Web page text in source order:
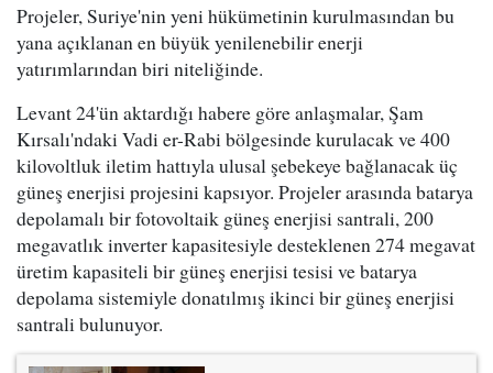
Projeler, Suriye'nin yeni hükümetinin kurulmasından bu
yana açıklanan en büyük yenilenebilir enerji
yatırımlarından biri niteliğinde.
Levant 24'ün aktardığı habere göre anlaşmalar, Şam
Kırsalı'ndaki Vadi er-Rabi bölgesinde kurulacak ve 400
kilovoltluk iletim hattıyla ulusal şebekeye bağlanacak üç
güneş enerjisi projesini kapsıyor. Projeler arasında batarya
depolamalı bir fotovoltaik güneş enerjisi santrali, 200
megavatlık inverter kapasitesiyle desteklenen 274 megavat
üretim kapasiteli bir güneş enerjisi tesisi ve batarya
depolama sistemiyle donatılmış ikinci bir güneş enerjisi
santrali bulunuyor.